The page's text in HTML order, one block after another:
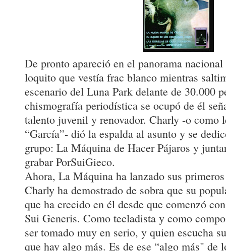
De pronto apareció en el panorama
loquito que vestía frac blanco mientras
escenario del Luna Park delante de 30.000
chismografía periodística se ocupó de él
talento juvenil y renovador. Charly -o como
“García”- dió la espalda al asunto y se
grupo: La Máquina de Hacer Pájaros y
grabar PorSuiGieco.
Ahora, La Máquina ha lanzado sus
Charly ha demostrado de sobra que su
que ha crecido en él desde que comenzó
Sui Generis. Como tecladista y como
ser tomado muy en serio, y quien escucha
que hay algo más. Es de ese “algo más" de